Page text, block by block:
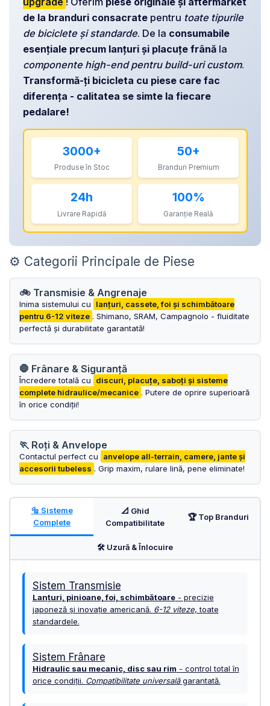
Lumini Spate
COSURI PENTRU BICICLETE
HUSE ȘA
MANSOANE
PEDALE
Accesorii Pedale
BORSETE SI GENTI
PROTECTII CADRU
ANTIFURTURI
SUPORT BIDON SI BIDON
POMPE
SONERIE
DIVERSE
Roti ajutatoare
Scaune pentru Copii
Transport si Depozitare
LANTURI
ZA Missinglink
SOLUTII TUBELESS
SPACERE/AXE BUTUCI/RULMENTI
CABLURI
CAMERE DE BICICLETA
CAPETE CABLU SI MANTA
ACCESORII FRANE HIDRAULICE
THRU AXLE
PLACUTE FRANA DISC
SABOTI FRANA
ROTI SPATE
FRANE V-BRAKE
SUSPENSII SPATE
BUTUCI ROATA
PINIOANE
SCHIMBATOR FOI
MANETE SCHIMBATOR
ANGRENAJE
CUVETE
MONOBLOC
OCHELARI
de la branduri consacratepentru toate tipurile
de biciclete și standarde. De la consumabile
esențiale precum lanțuri și placuțe frânăla
componente high-end pentru build-uri custom.
Transformă-ți bicicleta cu piese care fac
diferența - calitatea se simte la fiecare
pedalare!
3000+
Produse în Stoc
50+
Branduri Premium
24h
Livrare Rapidă
100%
Garanție Reală
⚙️ Categorii Principale de Piese
🚲 Transmisie & Angrenaje
Inima sistemului cu
lanțuri, cassete, foi și schimbătoare
pentru 6-12 viteze . Shimano, SRAM, Campagnolo - fluiditate
perfectă și durabilitate garantată!
🛑 Frânare & Siguranță
Încredere totală cu
discuri, placuțe, saboți și sisteme
complete hidraulice/mecanice . Putere de oprire superioară
în orice condiții!
🏃 Roți & Anvelope
Contactul perfect cu
anvelope all-terrain, camere, jante și
accesorii tubeless . Grip maxim, rulare lină, pene eliminate!
🔩 Sisteme
Complete
📐 Ghid
Compatibilitate
🏆 Top Branduri
🛠️ Uzură & Înlocuire
Sistem Transmisie
Lanțuri, pinioane, foi, schimbătoare- precizie
japoneză și inovație americană. 6-12 viteze, toate
standardele.
Sistem Frânare
Hidraulic sau mecanic, disc sau rim - control total în
orice condiții. Compatibilitate universalăgarantată.